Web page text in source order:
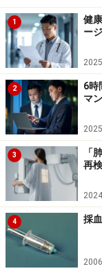
1
健
ー
2
6時
マ
3
「
再
4 採